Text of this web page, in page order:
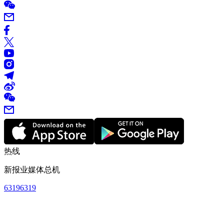
热线
新报业媒体总机
63196319